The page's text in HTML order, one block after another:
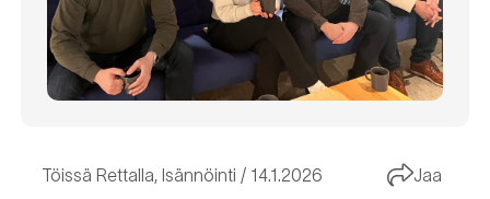
Töissä Rettalla, Isännöinti 14.1.2026 Jaa